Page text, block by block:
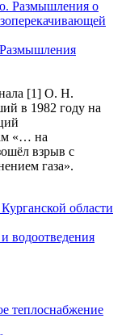
[1] О. Н.
в 1982 году на
«… на
взрыв с
газа».